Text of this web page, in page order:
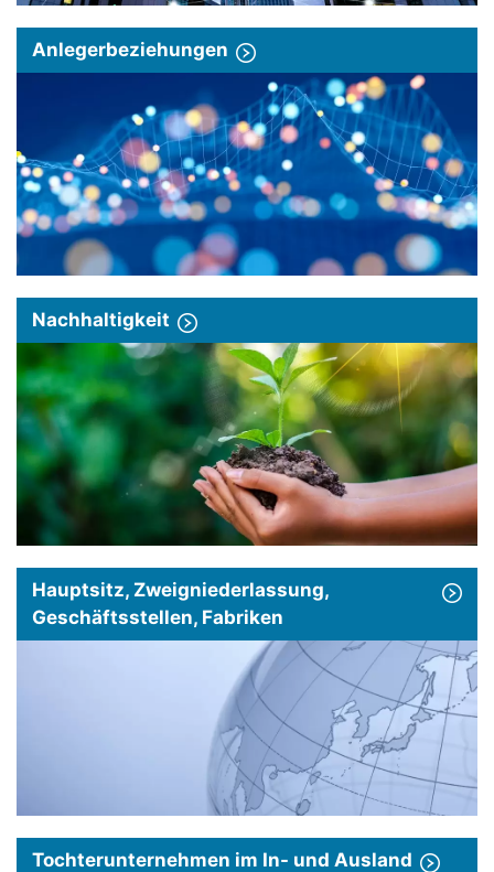
Anlegerbeziehungen
Nachhaltigkeit
Hauptsitz, Zweigniederlassung,
Geschäftsstellen, Fabriken
Tochterunternehmen im In- und Ausland